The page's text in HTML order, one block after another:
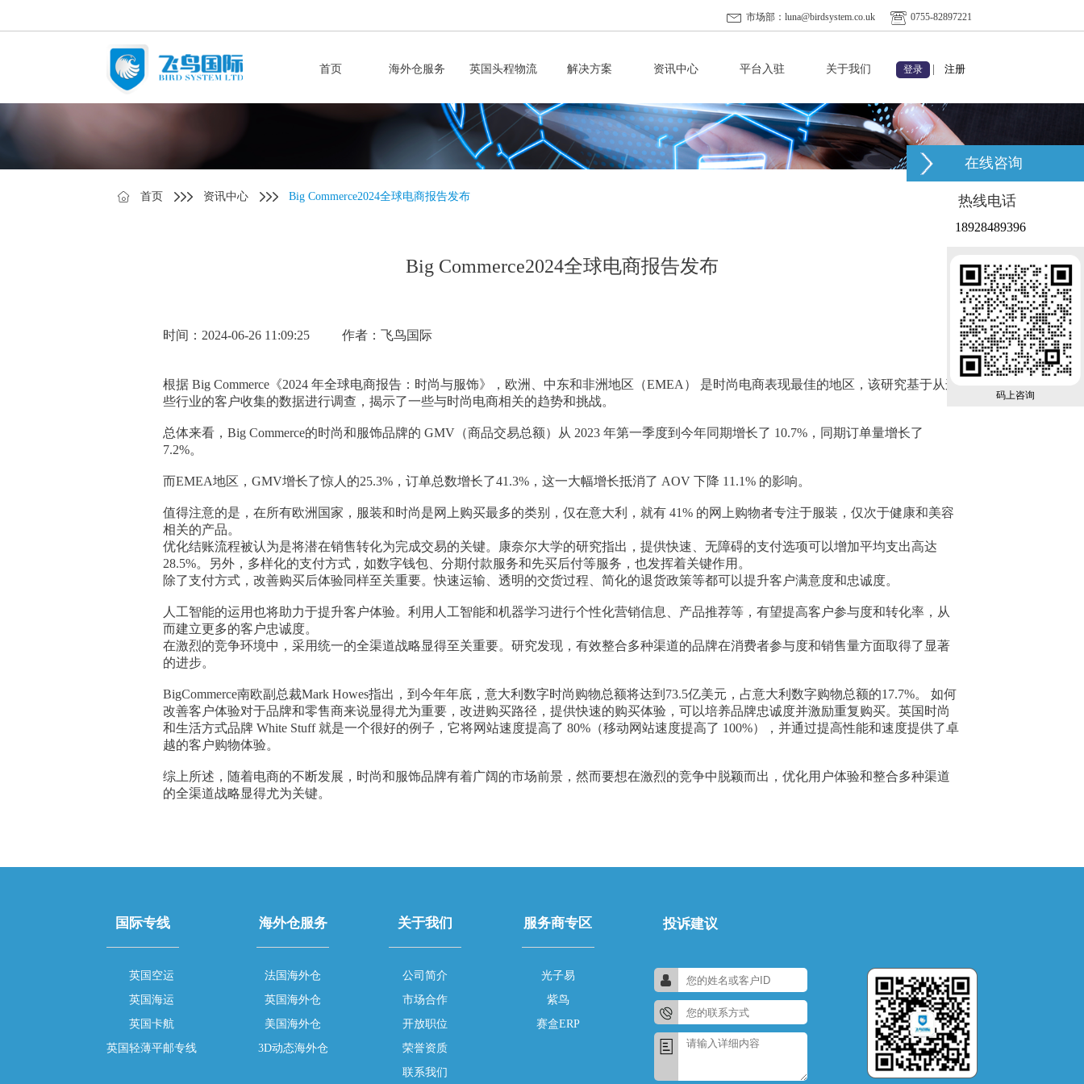
市场部：luna@birdsystem.co.uk 0755-82897221
首页 海外仓服务 英国头程物流 解决方案 资讯中心 平台入驻 关于我们 登录 注册
首页 资讯中心 Big Commerce2024全球电商报告发布
Big Commerce2024全球电商报告发布
时间：2024-06-26 11:09:25 作者：飞鸟国际
根据 Big Commerce《2024 年全球电商报告：时尚与服饰》，欧洲、中东和非洲地区（EMEA） 是时尚电商表现最佳的地区，该研究基于从这
些行业的客户收集的数据进行调查，揭示了一些与时尚电商相关的趋势和挑战。
总体来看，Big Commerce的时尚和服饰品牌的 GMV（商品交易总额）从 2023 年第一季度到今年同期增长了 10.7%，同期订单量增长了
7.2%。
而EMEA地区，GMV增长了惊人的25.3%，订单总数增长了41.3%，这一大幅增长抵消了 AOV 下降 11.1% 的影响。
值得注意的是，在所有欧洲国家，服装和时尚是网上购买最多的类别，仅在意大利，就有 41% 的网上购物者专注于服装，仅次于健康和美容
相关的产品。
优化结账流程被认为是将潜在销售转化为完成交易的关键。康奈尔大学的研究指出，提供快速、无障碍的支付选项可以增加平均支出高达
28.5%。另外，多样化的支付方式，如数字钱包、分期付款服务和先买后付等服务，也发挥着关键作用。
除了支付方式，改善购买后体验同样至关重要。快速运输、透明的交货过程、简化的退货政策等都可以提升客户满意度和忠诚度。
人工智能的运用也将助力于提升客户体验。利用人工智能和机器学习进行个性化营销信息、产品推荐等，有望提高客户参与度和转化率，从
而建立更多的客户忠诚度。
在激烈的竞争环境中，采用统一的全渠道战略显得至关重要。研究发现，有效整合多种渠道的品牌在消费者参与度和销售量方面取得了显著
的进步。
BigCommerce南欧副总裁Mark Howes指出，到今年年底，意大利数字时尚购物总额将达到73.5亿美元，占意大利数字购物总额的17.7%。 如何
改善客户体验对于品牌和零售商来说显得尤为重要，改进购买路径，提供快速的购买体验，可以培养品牌忠诚度并激励重复购买。英国时尚
和生活方式品牌 White Stuff 就是一个很好的例子，它将网站速度提高了 80%（移动网站速度提高了 100%），并通过提高性能和速度提供了卓
越的客户购物体验。
综上所述，随着电商的不断发展，时尚和服饰品牌有着广阔的市场前景，然而要想在激烈的竞争中脱颖而出，优化用户体验和整合多种渠道
的全渠道战略显得尤为关键。
国际专线
英国空运
英国海运
英国卡航
英国轻薄平邮专线
海外仓服务
法国海外仓
英国海外仓
美国海外仓
3D动态海外仓
关于我们
公司简介
市场合作
开放职位
荣誉资质
联系我们
服务商专区
光子易
紫鸟
赛盒ERP
投诉建议
在线咨询
热线电话
18928489396
码上咨询